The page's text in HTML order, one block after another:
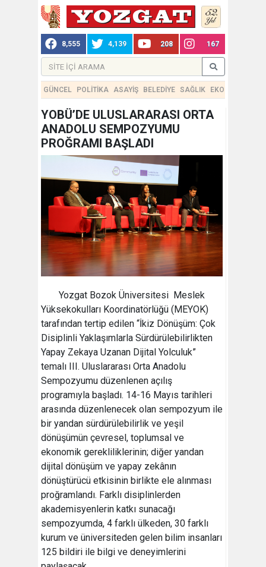
8,555 4,139 208 167
GÜNCEL POLİTİKA ASAYİŞ BELEDİYE SAĞLIK EKONOMİ
YOBÜ’DE ULUSLARARASI ORTA
ANADOLU SEMPOZYUMU
PROĞRAMI BAŞLADI
Yozgat Bozok Üniversitesi Meslek
Yüksekokulları Koordinatörlüğü (MEYOK)
tarafından tertip edilen “İkiz Dönüşüm: Çok
Disiplinli Yaklaşımlarla Sürdürülebilirlikten
Yapay Zekaya Uzanan Dijital Yolculuk”
temalı III. Uluslararası Orta Anadolu
Sempozyumu düzenlenen açılış
programıyla başladı. 14-16 Mayıs tarihleri
arasında düzenlenecek olan sempozyum ile
bir yandan sürdürülebilirlik ve yeşil
dönüşümün çevresel, toplumsal ve
ekonomik gerekliliklerinin; diğer yandan
dijital dönüşüm ve yapay zekânın
dönüştürücü etkisinin birlikte ele alınması
proğramlandı. Farklı disiplinlerden
akademisyenlerin katkı sunacağı
sempozyumda, 4 farklı ülkeden, 30 farklı
kurum ve üniversiteden gelen bilim insanları
125 bildiri ile bilgi ve deneyimlerini